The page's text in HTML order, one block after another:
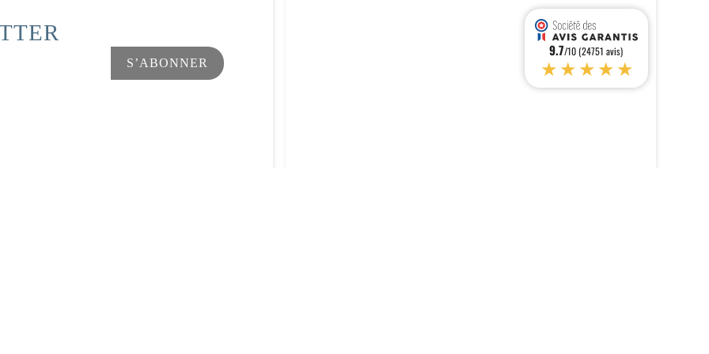
de confidentialité, en garantissant la conformité avec les réglementations. Personnalisez vos préférences pour
9.7/10 (24751 avis)
★★★★★